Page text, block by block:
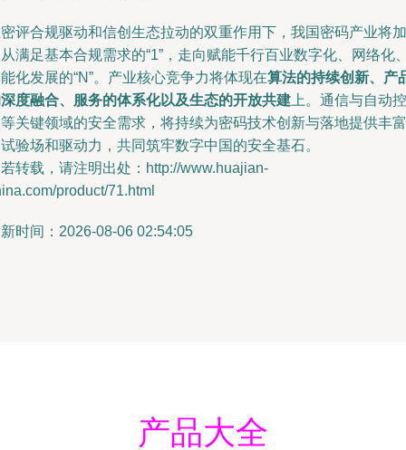
评合规驱动和信创生态拉动的双重作用下，我国密码产业将加
满足基本合规需求的“1”，走向赋能千行百业数字化、网络化
化发展的“N”。产业核心竞争力将体现在算法的持续创新、产
度融合、服务的体系化以及生态的开放共建 上。通信与自动控
关键领域的安全需求，将持续为密码技术创新与落地提供丰富
验场和驱动力，共同筑牢数字中国的安全基石。
转载，请注明出处：http://www.huajian-
product/71.html
时间：2026-08-06 02:54:05
产品大全